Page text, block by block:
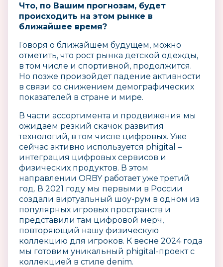
Что, по Вашим прогнозам, будет
происходить на этом рынке в
ближайшее время?
Говоря о ближайшем будущем, можно
отметить, что рост рынка детской одежды,
в том числе и спортивной, продолжится.
Но позже произойдет падение активности
в связи со снижением демографических
показателей в стране и мире.
В части ассортимента и продвижения мы
ожидаем резкий скачок развития
технологий, в том числе цифровых. Уже
сейчас активно используется phigital –
интеграция цифровых сервисов и
физических продуктов. В этом
направлении ORBY работает уже третий
год. В 2021 году мы первыми в России
создали виртуальный шоу-рум в одном из
популярных игровых пространств и
представили там цифровой мерч,
повторяющий нашу физическую
коллекцию для игроков. К весне 2024 года
мы готовим уникальный phigital-проект с
коллекцией в стиле denim.